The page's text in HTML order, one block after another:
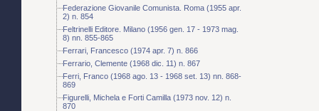
Federazione Giovanile Comunista. Roma (1955 apr.
2) n. 854
Feltrinelli Editore. Milano (1956 gen. 17 - 1973 mag.
8) nn. 855-865
Ferrari, Francesco (1974 apr. 7) n. 866
Ferrario, Clemente (1968 dic. 11) n. 867
Ferri, Franco (1968 ago. 13 - 1968 set. 13) nn. 868-
869
Figurelli, Michela e Forti Camilla (1973 nov. 12) n.
870